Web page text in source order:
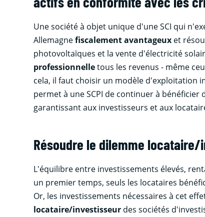
Une société à objet unique d'une SCI qui
Allemagnefiscalement avantageux et
photovoltaïques et la vente d'électricité
professionnelletous les revenus - même
cela, il faut choisir un modèle d'exploitation
permet à une SCPI de continuer à
garantissant aux investisseurs et aux
Résoudre le dilemme locataire/
L'équilibre entre investissements élevés,
un premier temps, seuls les locataires
Or, les investissements nécessaires à cet
locataire/investisseur des sociétés